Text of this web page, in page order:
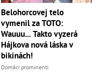
Belohorcovej telo
vymenil za TOTO:
Wauuu... Takto vyzerá
Hájkova nová láska v
bikinách!
Domáci prominenti